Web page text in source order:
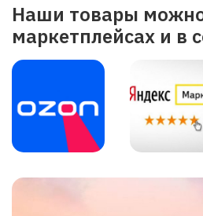
Наши товары
маркетплейсах и в